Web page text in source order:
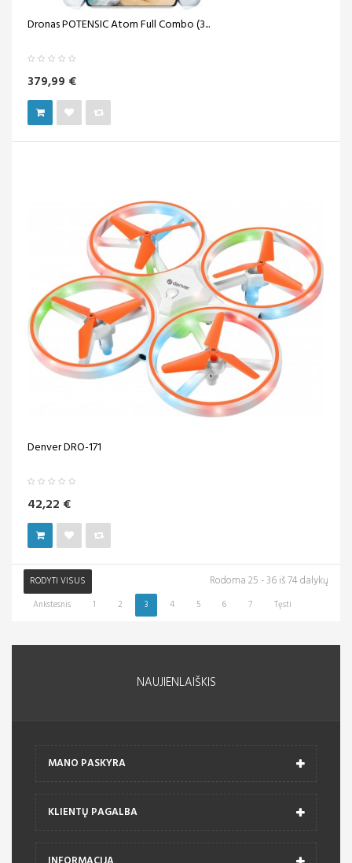
Dronas POTENSIC Atom Full Combo (3...
379,99 €
Denver DRO-171
42,22 €
RODYTI VISUS Rodoma 25 - 36 iš 74 dalykų
Ankstesnis 1 2 3 4 5 6 7 Tęsti
NAUJIENLAIŠKIS
MANO PASKYRA
KLIENTŲ PAGALBA